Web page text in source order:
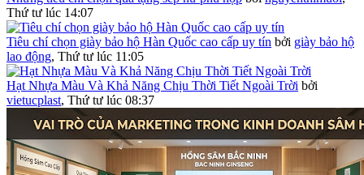
Thứ tư lúc 14:07
Tiêu chí chọn giày bảo hộ Hàn Quốc cao cấp uy tín bởi giày bảo hộ
lao động, Thứ tư lúc 11:05
Hạt Nhựa Màu Và Khả Năng Chịu Thời Tiết Ngoài Trời bởi
vietucplast, Thứ tư lúc 08:37